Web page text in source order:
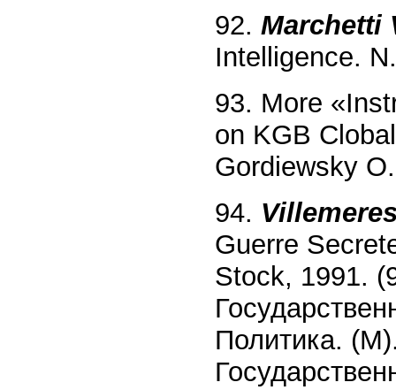
92. Marchetti
Intelligence.
93. More
on KGB
Gordiewsky
94.
Guerre
Stock, 1991.
Политика.